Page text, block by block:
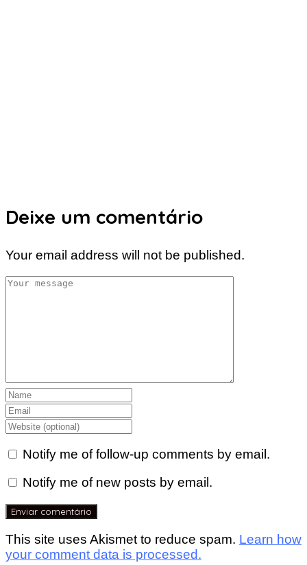
Deixe um comentário
Your email address will not be published.
Notify me of follow-up comments by email.
Notify me of new posts by email.
This site uses Akismet to reduce spam. Learn how
your comment data is processed.